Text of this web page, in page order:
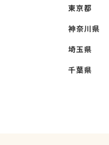
東京都
神奈川県
埼玉県
千葉県